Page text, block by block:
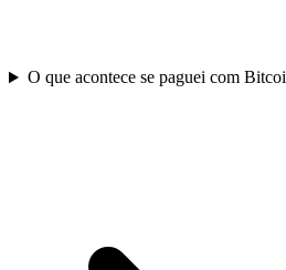
O que acontece se paguei com